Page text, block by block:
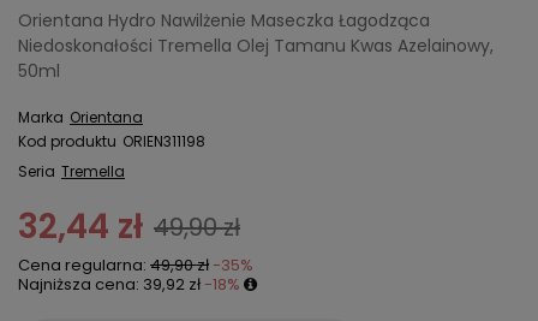
Orientana Hydro Nawilżenie Maseczka Łagodząca
Niedoskonałości Tremella Olej Tamanu Kwas Azelainowy,
50ml
Marka Orientana
Kod produktu ORIEN311198
Seria Tremella
32,44 zł 49,90 zł
Cena regularna: 49,90 zł -35%
Najniższa cena: 39,92 zł -18%